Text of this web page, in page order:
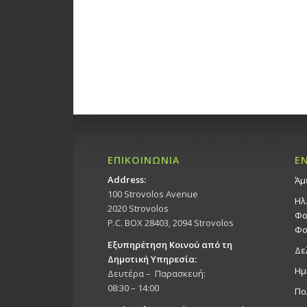
ΕΠΙΚΟΙΝΩΝΙΑ
Address:
100 Strovolos Avenue
2020 Strovolos
P.C. BOX 28403, 2094 Strovolos
Εξυπηρέτηση Κοινού από τη
Δημοτική Υπηρεσία:
Δευτέρα – Παρασκευή:
08:30 – 14:00